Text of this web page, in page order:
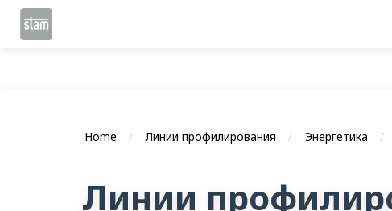
Home Линии профилирования Энергетика
Линии